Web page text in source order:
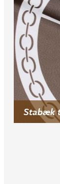
Stabæk